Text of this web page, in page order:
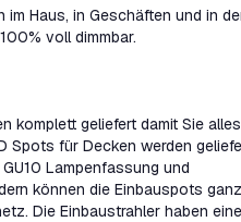
im Haus, in Geschäften und in
voll dimmbar.
komplett geliefert damit Sie alles
Spots für Decken werden
Lampenfassung und
können die Einbauspots ganz
Die Einbaustrahler haben eine